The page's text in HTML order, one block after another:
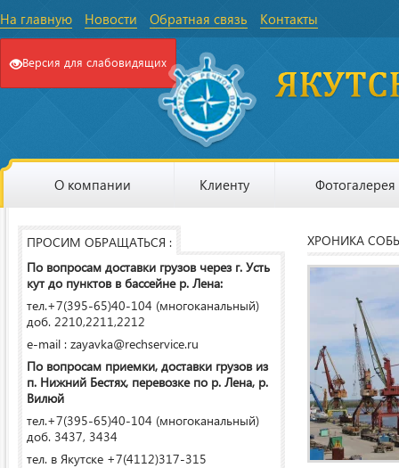
На главную Новости Обратная связь Контакты
Версия для слабовидящих
О компании Клиенту Фотогалерея
ПРОСИМ ОБРАЩАТЬСЯ :
По вопросам доставки грузов через г. Усть
кут до пунктов в бассейне р. Лена:
тел.+7(395-65)40-104 (многоканальный)
доб. 2210,2211,2212
e-mail : zayavka@rechservice.ru
По вопросам приемки, доставки грузов из
п. Нижний Бестях, перевозке по р. Лена, р.
Вилюй
тел.+7(395-65)40-104 (многоканальный)
доб. 3437, 3434
тел. в Якутске +7(4112)317-315
ХРОНИКА